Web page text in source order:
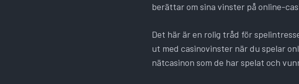
berättar om sina vinster på online-
Det här är en rolig tråd för
ut med casinovinster när du spelar
nätcasinon som de har spelat och